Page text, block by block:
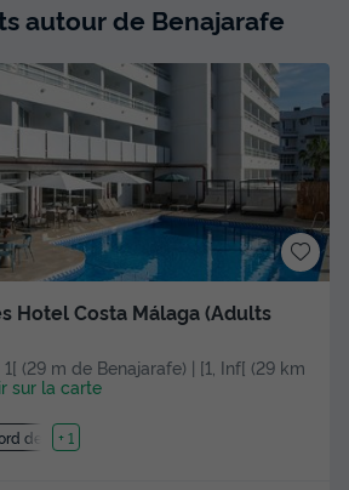
autour de Benajarafe
Hotel Costa Málaga (Adults
1[ (29 m de Benajarafe) | [1, Inf[ (29 km
sur la carte
de mer
+ 1